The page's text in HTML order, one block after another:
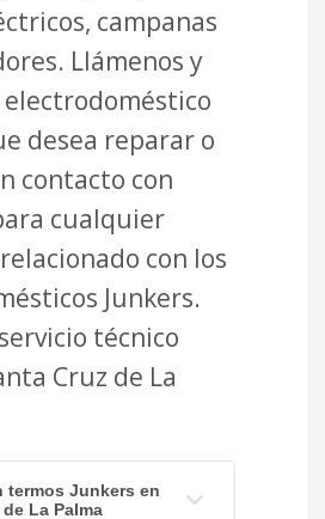
campanas
Llámenos y
desea reparar o
contacto con
cualquier
con los
Junkers.
técnico
Cruz de La
termos Junkers en
La Palma